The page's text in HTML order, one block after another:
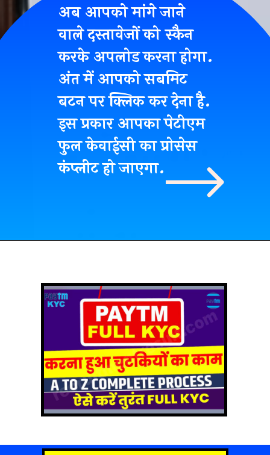
अब आपको मांगे जाने
वाले दस्तावेजों को स्कैन
करके अपलोड करना होगा.
अंत में आपको सबमिट
बटन पर क्लिक कर देना है.
इस प्रकार आपका पेटीएम
फुल केवाईसी का प्रोसेस
कंप्लीट हो जाएगा.